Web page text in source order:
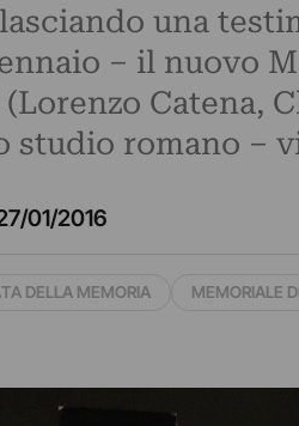
una
– il nuovo
Catena,
studio romano –
01/2016
DELLA MEMORIA MEMORIALE